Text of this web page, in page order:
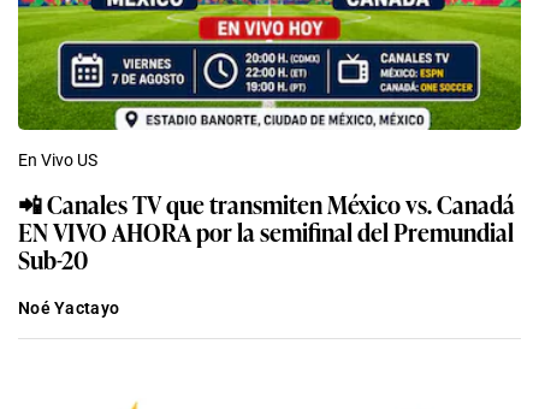
En Vivo US
📲 Canales TV que transmiten México vs. Canadá
EN VIVO AHORA por la semifinal del Premundial
Sub-20
Noé Yactayo